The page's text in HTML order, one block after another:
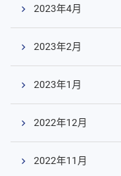
2023年4月
2023年2月
2023年1月
2022年12月
2022年11月